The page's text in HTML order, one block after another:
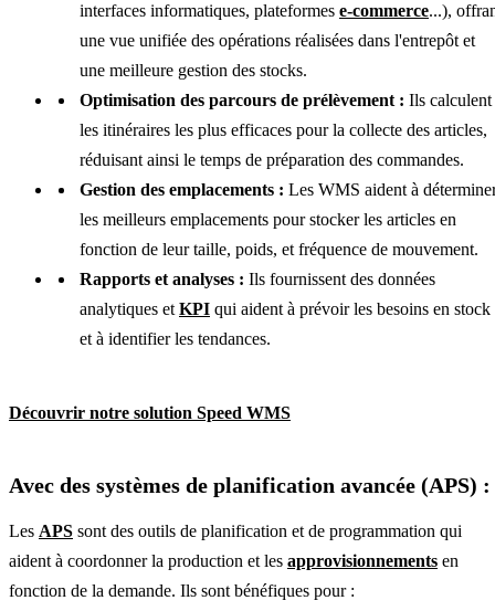
interfaces informatiques, plateformes e-commerce...),
une vue unifiée des opérations réalisées dans l'entrepôt et
une meilleure gestion des stocks.
Optimisation des parcours de prélèvement : Ils calculent
les itinéraires les plus efficaces pour la collecte des articles,
réduisant ainsi le temps de préparation des commandes.
Gestion des emplacements : Les WMS aident à
les meilleurs emplacements pour stocker les articles en
fonction de leur taille, poids, et fréquence de mouvement.
Rapports et analyses : Ils fournissent des données
analytiques et KPI qui aident à prévoir les besoins en stock
et à identifier les tendances.
Découvrir notre solution Speed WMS
Avec des systèmes de planification avancée (APS) :
Les APS sont des outils de planification et de programmation qui
aident à coordonner la production et les approvisionnements en
fonction de la demande. Ils sont bénéfiques pour :